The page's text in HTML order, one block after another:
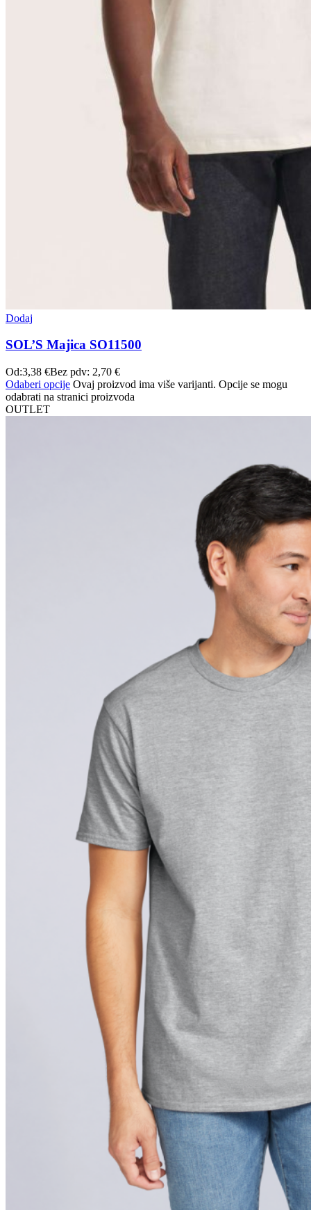
Dodaj
SOL’S Majica SO11500
Od:3,38 €Bez pdv: 2,70 €
Odaberi opcije Ovaj proizvod ima više varijanti. Opcije se mogu
odabrati na stranici proizvoda
OUTLET